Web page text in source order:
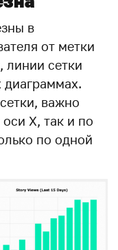
в
от метки
линии сетки
важно
X, так и по
по одной